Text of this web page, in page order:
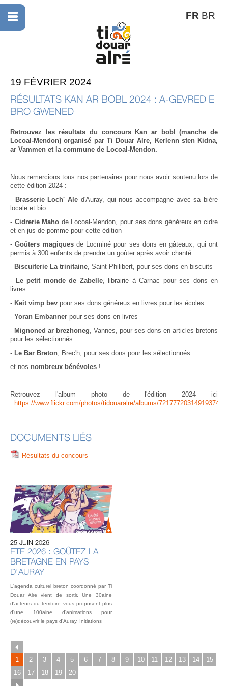
FR BR
19 FÉVRIER 2024
RÉSULTATS KAN AR BOBL 2024 : A-GEVRED E
BRO GWENED
Retrouvez les résultats du concours Kan ar bobl (manche de
Locoal-Mendon) organisé par Ti Douar Alre, Kerlenn sten Kidna,
ar Vammen et la commune de Locoal-Mendon.
Nous remercions tous nos partenaires pour nous avoir soutenu lors de
cette édition 2024 :
- Brasserie Loch' Ale d'Auray, qui nous accompagne avec sa bière
locale et bio.
- Cidrerie Maho de Locoal-Mendon, pour ses dons généreux en cidre
et en jus de pomme pour cette édition
-Goûters magiquesde Locminé pour ses dons en gâteaux, qui ont
permis à 300 enfants de prendre un goûter après avoir chanté
- Biscuiterie La trinitaine, Saint Philibert, pour ses dons en biscuits
- Le petit monde de Zabelle, librairie à Carnac pour ses dons en
livres
- Keit vimp bev pour ses dons généreux en livres pour les écoles
- Yoran Embanner pour ses dons en livres
- Mignoned ar brezhoneg, Vannes, pour ses dons en articles bretons
pour les sélectionnés
- Le Bar Breton, Brec'h, pour ses dons pour les sélectionnés
et nos nombreux bénévoles !
Retrouvez l'album photo de l'édition 2024 ici
: https://www.flickr.com/photos/tidouaralre/albums/72177720314919374/
DOCUMENTS LIÉS
Résultats du concours
25 JUIN 2026
ETE 2026 : GOÛTEZ LA
BRETAGNE EN PAYS
D'AURAY
L'agenda culturel breton coordonné par Ti
Douar Alre vient de sortir. Une 30aine
d'acteurs du territoire vous proposent plus
d'une 100aine d'animations pour
(re)découvrir le pays d'Auray. Initiations
1 2 3 4 5 6 7 8 9 10 11 12 13 14
15
16
17 18 19 20